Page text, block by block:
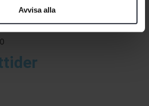
Avvisa alla
professionell service av
erfarenhet.